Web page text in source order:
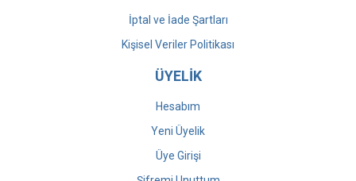
İptal ve İade Şartları
Kişisel Veriler Politikası
ÜYELİK
Hesabım
Yeni Üyelik
Üye Girişi